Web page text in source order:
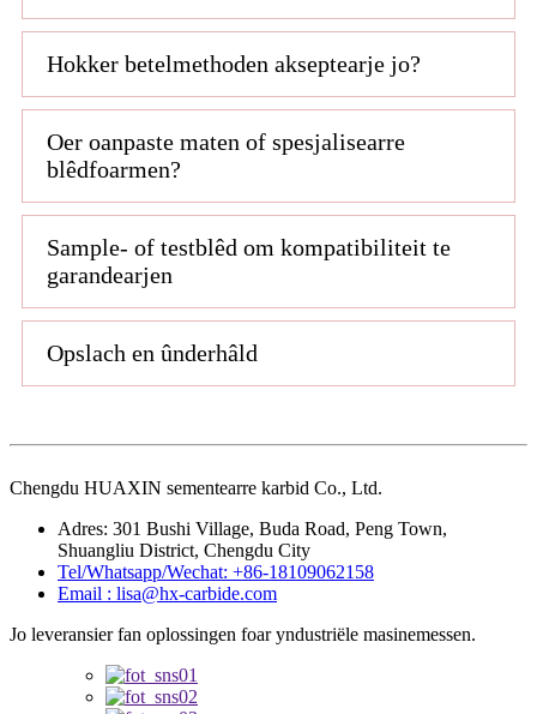
Hokker betelmethoden akseptearje jo?
Oer oanpaste maten of spesjalisearre
blêdfoarmen?
Sample- of testblêd om kompatibiliteit te
garandearjen
Opslach en ûnderhâld
Chengdu HUAXIN sementearre karbid Co., Ltd.
Adres: 301 Bushi Village, Buda Road, Peng Town,
Shuangliu District, Chengdu City
Tel/Whatsapp/Wechat: +86-18109062158
Email : lisa@hx-carbide.com
Jo leveransier fan oplossingen foar yndustriële masinemessen.